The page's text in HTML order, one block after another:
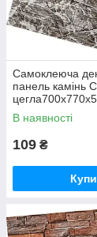
Самоклеюча
панель камінь
00000487
В наявності
109 ₴